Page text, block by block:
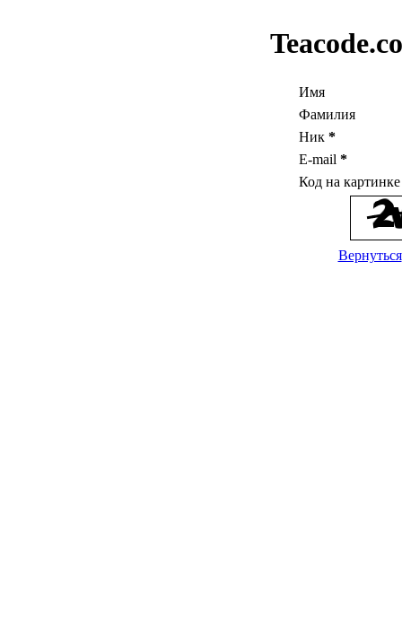
Имя
Фамилия
Ник *
E-mail *
Код на
Вернуться